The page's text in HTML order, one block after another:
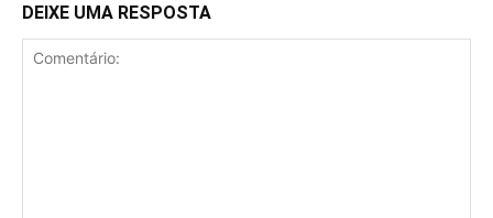
DEIXE UMA RESPOSTA